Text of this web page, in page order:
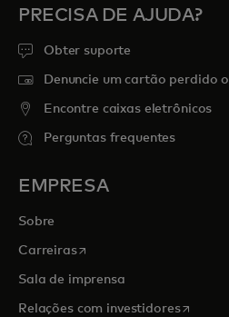
PRECISA DE AJUDA?
Obter suporte
Denuncie um cartão perdido
Encontre caixas eletrônicos
Perguntas frequentes
EMPRESA
Sobre
Carreirasabre em uma nova guia
Sala de imprensa
Relações com investidoresabre